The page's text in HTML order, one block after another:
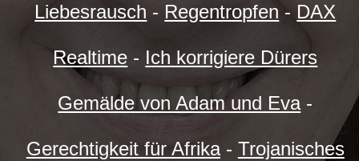
Liebesrausch - Regentropfen - DAX
Realtime - Ich korrigiere Dürers
Gemälde von Adam und Eva-
Gerechtigkeit für Afrika- Trojanisches